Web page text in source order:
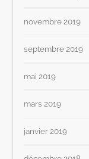
novembre 2019
septembre 2019
mai 2019
mars 2019
janvier 2019